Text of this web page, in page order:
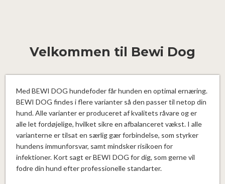
Velkommen til Bewi Dog
Med BEWI DOG hundefoder får hunden en optimal ernæring.
BEWI DOG findes i flere varianter så den passer til netop din
hund. Alle varianter er produceret af kvalitets råvare og er
alle let fordøjelige, hvilket sikre en afbalanceret vækst. I alle
varianterne er tilsat en særlig gær forbindelse, som styrker
hundens immunforsvar, samt mindsker risikoen for
infektioner. Kort sagt er BEWI DOG for dig, som gerne vil
fodre din hund efter professionelle standarter.